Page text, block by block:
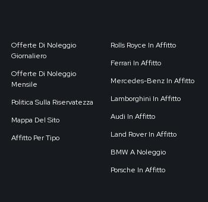
Offerte Di Noleggio
Giornaliero
Offerte Di Noleggio
Mensile
Politica Sulla Riservatezza
Mappa Del Sito
Affitto Per Tipo
Rolls Royce In Affitto
Ferrari In Affitto
Mercedes-Benz In Affitto
Lamborghini In Affitto
Audi In Affitto
Land Rover In Affitto
BMW A Noleggio
Porsche In Affitto